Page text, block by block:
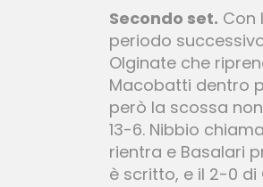
Secondo set. Con
periodo
Olginate che
Macobatti dentro
però la scossa
13-6. Nibbio
rientra e Basalari
è scritto, e il 2-0 di